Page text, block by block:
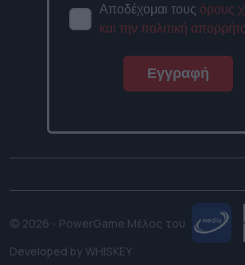
Αποδέχομαι τους όρους
και την πολιτική
Εγγραφή
© 2026 - PowerGame. Μέλος του
Developed by WHISKEY